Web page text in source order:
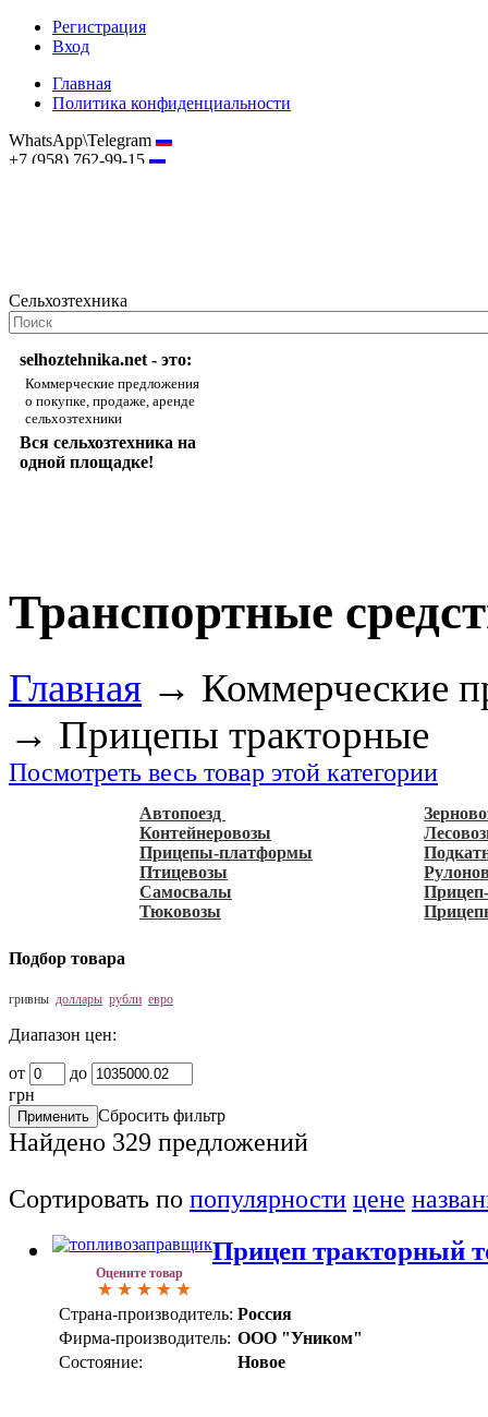
Регистрация
Вход
Главная
Политика конфиденциальности
WhatsApp\Telegram
+7 (958) 762-99-15
Сельхозтехника
selhoztehnika.net - это:
Коммерческие предложения
о покупке, продаже, аренде
сельхозтехники
Вся сельхозтехника на
одной площадке!
Транспортные
Главная → Коммерческие
→ Прицепы тракторные
Посмотреть весь товар этой категории
Автопоезд
Контейнеровозы
Прицепы-платформы
Птицевозы
Самосвалы
Тюковозы
Подбор товара
гривны доллары рубли евро
Диапазон цен:
от
до
грн
Сбросить фильтр
Найдено 329 предложений
Сортировать по популярности цене
Оцените товар
Прицеп тракторный
Страна-производитель: Россия
Фирма-производитель: ООО "Уником"
Состояние:
Новое